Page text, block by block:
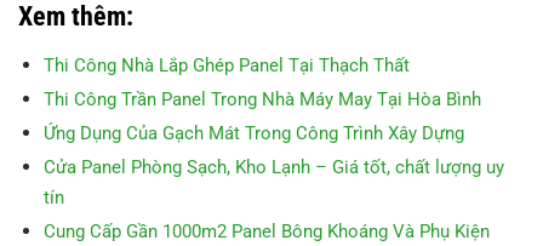
Xem thêm:
Thi Công Nhà Lắp Ghép Panel Tại Thạch Thất
Thi Công Trần Panel Trong Nhà Máy May Tại Hòa Bình
Ứng Dụng Của Gạch Mát Trong Công Trình Xây Dựng
Cửa Panel Phòng Sạch, Kho Lạnh – Giá tốt, chất lượng uy
tín
Cung Cấp Gần 1000m2 Panel Bông Khoáng Và Phụ Kiện